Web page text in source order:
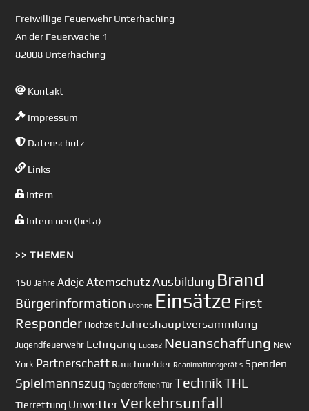
Freiwillige Feuerwehr Unterhaching
An der Feuerwache 1
82008 Unterhaching
Kontakt
Impressum
Datenschutz
Links
Intern
Intern neu (beta)
>> THEMEN
150 Jahre AdejeAtemschutz Ausbildung Brand
Bürgerinformation Drohne Einsätze First
Responder Hochzeit Jahreshauptversammlung
Jugendfeuerwehr Lehrgang Lucas2 Neuanschaffung New
York Partnerschaft Rauchmelder Reanimationsgerät s Spenden
Spielmannszug Tag der offenen Tür TechnikTHL
Tierrettung UnwetterVerkehrsunfall